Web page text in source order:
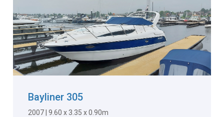
Bayliner 305
2007 | 9.60 x 3.35 x 0.90m